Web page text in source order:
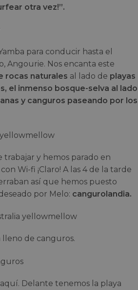
otra vez!”.
para conducir hasta el
Angourie. Nos encanta este
rocas naturales al lado de playas
el inmenso bosque-selva al lado
y canguros paseando por los
trabajar y hemos parado en
Wi-fi ¡Claro! A las 4 de la tarde
así que hemos puesto
por Melo: cangurolandia.
lleno de canguros.
Delante tenemos la playa